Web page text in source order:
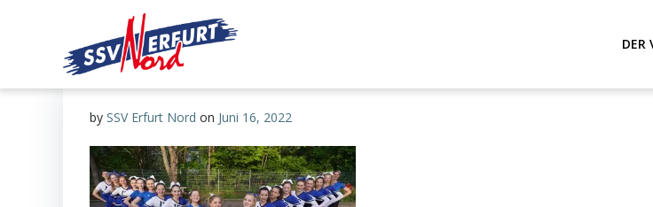
DER
by SSV Erfurt Nord on Juni 16, 2022